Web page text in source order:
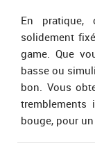
En pratique,
solidement
game. Que
basse ou
bon. Vous
tremblements
bouge, pour